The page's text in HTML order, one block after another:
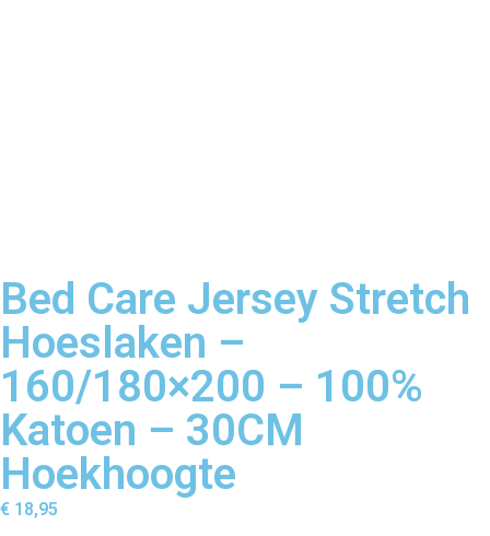
Bed Care Jersey Stretch
Hoeslaken –
160/180×200 – 100%
Katoen – 30CM
Hoekhoogte
€ 18,95